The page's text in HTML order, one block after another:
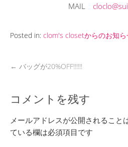
MAIL
Posted in: clom's closetからのお知ら
← バッグが20%OFF!!!!!!
コメントを残す
メールアドレスが公開されること
ている欄は必須項目です